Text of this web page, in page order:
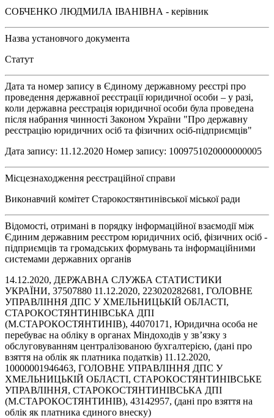
СОБЧЕНКО ЛЮДМИЛА ІВАНІВНА - керівник
Назва установчого документа
Статут
Дата та номер запису в Єдиному державному реєстрі про
проведення державної реєстрації юридичної особи – у разі,
коли державна реєстрація юридичної особи була проведена
після набрання чинності Законом України "Про державну
реєстрацію юридичних осіб та фізичних осіб-підприємців"
Дата запису: 11.12.2020 Номер запису: 1009751020000000005
Місцезнаходження реєстраційної справи
Виконавчий комітет Старокостянтинівської міської ради
Відомості, отримані в порядку інформаційної взаємодії між
Єдиним державним реєстром юридичних осіб, фізичних осіб -
підприємців та громадських формувань та інформаційними
системами державних органів
14.12.2020, ДЕРЖАВНА СЛУЖБА СТАТИСТИКИ
УКРАЇНИ, 37507880 11.12.2020, 223020282681, ГОЛОВНЕ
УПРАВЛІННЯ ДПС У ХМЕЛЬНИЦЬКІЙ ОБЛАСТІ,
СТАРОКОСТЯНТИНІВСЬКА ДПІ
(М.СТАРОКОСТЯНТИНІВ), 44070171, Юридична особа не
перебуває на обліку в органах Міндоходів у зв’язку з
обслуговуванням централізованою бухгалтерією, (дані про
взяття на облік як платника податків) 11.12.2020,
10000001946463, ГОЛОВНЕ УПРАВЛІННЯ ДПС У
ХМЕЛЬНИЦЬКІЙ ОБЛАСТІ, СТАРОКОСТЯНТИНІВСЬКЕ
УПРАВЛІННЯ, СТАРОКОСТЯНТИНІВСЬКА ДПІ
(М.СТАРОКОСТЯНТИНІВ), 43142957, (дані про взяття на
облік як платника єдиного внеску)